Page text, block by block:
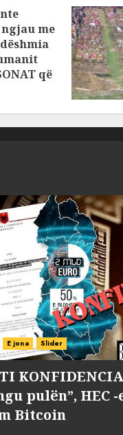
me
që
E jona Slider
pulën”,
Bitcoin